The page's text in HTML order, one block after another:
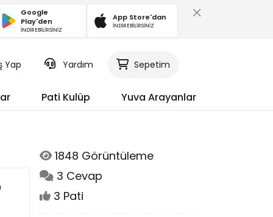
Google
Play'den
İNDİREBİLİRSİNİZ
App Store'dan
İNDİREBİLİRSİNİZ
Yap Yardım Sepetim
Pati Kulüp Yuva Arayanlar
1848 Görüntüleme
3 Cevap
3 Pati